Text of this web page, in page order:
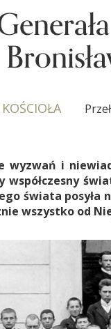
wyzwań i
współczesny
świata posyła
wszystko od